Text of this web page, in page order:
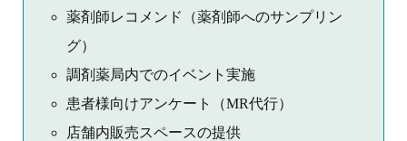
薬剤師レコメンド（薬剤師へのサンプリン
グ）
調剤薬局内でのイベント実施
患者様向けアンケート（MR代行）
店舗内販売スペースの提供